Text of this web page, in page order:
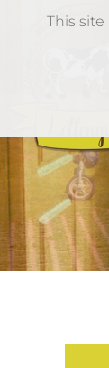
This